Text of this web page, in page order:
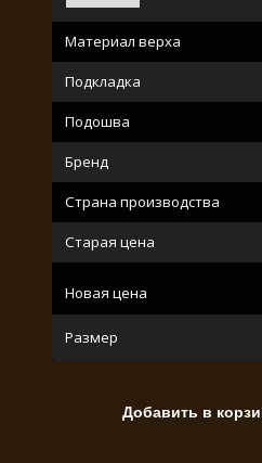
Материал верха
Подкладка
Подошва
Бренд
Страна производства
Старая цена
Новая цена
Размер